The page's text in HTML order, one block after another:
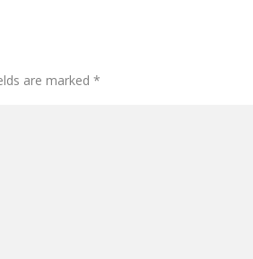
are marked *